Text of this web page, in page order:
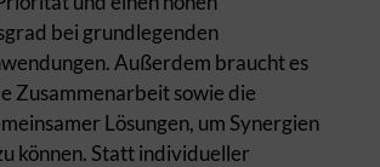
bei grundlegenden
Außerdem braucht es
Zusammenarbeit sowie die
Lösungen, um Synergien
können. Statt individueller